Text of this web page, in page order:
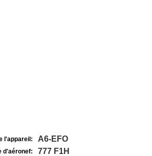
l'appareil: A6-EFO
d'aéronef: 777 F1H